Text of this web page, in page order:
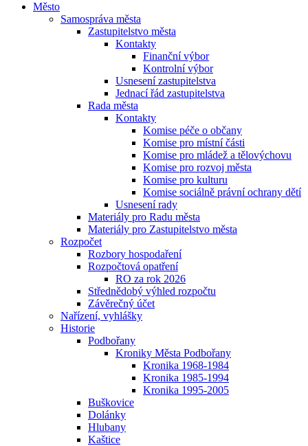
Město
Samospráva města
Zastupitelstvo města
Kontakty
Finanční výbor
Kontrolní výbor
Usnesení zastupitelstva
Jednací řád zastupitelstva
Rada města
Kontakty
Komise péče o občany
Komise pro místní části
Komise pro mládež a tělovýchovu
Komise pro rozvoj města
Komise pro kulturu
Komise sociálně právní ochrany dětí
Usnesení rady
Materiály pro Radu města
Materiály pro Zastupitelstvo města
Rozpočet
Rozbory hospodaření
Rozpočtová opatření
RO za rok 2026
Střednědobý výhled rozpočtu
Závěrečný účet
Nařízení, vyhlášky
Historie
Podbořany
Kroniky Města Podbořany
Kronika 1968-1984
Kronika 1985-1994
Kronika 1995-2005
Buškovice
Dolánky
Hlubany
Kaštice